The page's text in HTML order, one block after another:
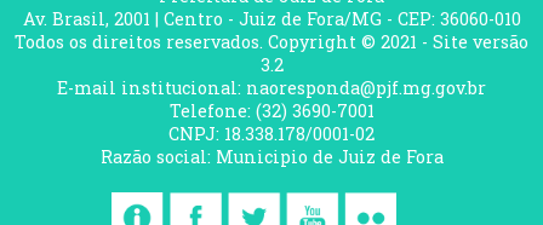
Av. Brasil, 2001 | Centro - Juiz de Fora/MG - CEP: 36060-010
Todos os direitos reservados. Copyright © 2021 - Site versão
3.2
E-mail institucional: naoresponda@pjf.mg.gov.br
Telefone: (32) 3690-7001
CNPJ: 18.338.178/0001-02
Razão social: Municipio de Juiz de Fora